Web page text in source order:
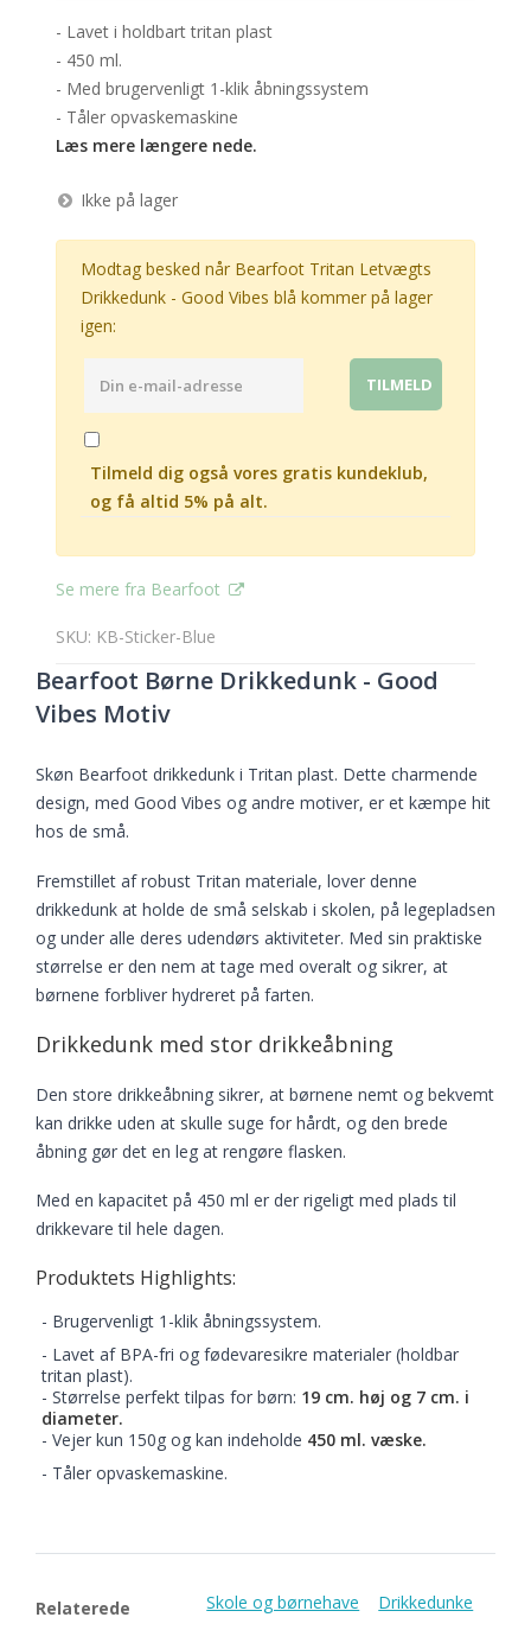
- Lavet i holdbart tritan plast
- 450 ml.
- Med brugervenligt 1-klik åbningssystem
- Tåler opvaskemaskine
Læs mere længere nede.
Ikke på lager
Modtag besked når Bearfoot Tritan Letvægts
Drikkedunk - Good Vibes blå kommer på lager
igen:
Tilmeld dig også vores gratis kundeklub,
og få altid 5% på alt.
Se mere fra Bearfoot
SKU: KB-Sticker-Blue
Bearfoot Børne Drikkedunk - Good
Vibes Motiv
Skøn Bearfoot drikkedunk i Tritan plast. Dette charmende
design, med Good Vibes og andre motiver, er et kæmpe hit
hos de små.
Fremstillet af robust Tritan materiale, lover denne
drikkedunk at holde de små selskab i skolen, på legepladsen
og under alle deres udendørs aktiviteter. Med sin praktiske
størrelse er den nem at tage med overalt og sikrer, at
børnene forbliver hydreret på farten.
Drikkedunk med stor drikkeåbning
Den store drikkeåbning sikrer, at børnene nemt og bekvemt
kan drikke uden at skulle suge for hårdt, og den brede
åbning gør det en leg at rengøre flasken.
Med en kapacitet på 450 ml er der rigeligt med plads til
drikkevare til hele dagen.
Produktets Highlights:
- Brugervenligt 1-klik åbningssystem.
- Lavet af BPA-fri og fødevaresikre materialer (holdbar
tritan plast).
- Størrelse perfekt tilpas for børn: 19 cm. høj og 7 cm. i
diameter.
- Vejer kun 150g og kan indeholde 450 ml. væske.
- Tåler opvaskemaskine.
Relaterede
Skole og børnehave Drikkedunke